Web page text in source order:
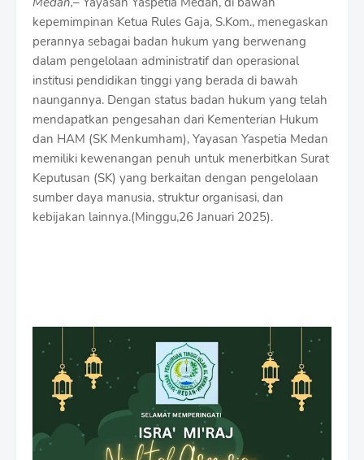
kepemimpinan Ketua Rules Gaja, S.Kom., menegaskan
perannya sebagai badan hukum yang berwenang
dalam pengelolaan administratif dan operasional
institusi pendidikan tinggi yang berada di bawah
naungannya. Dengan status badan hukum yang telah
mendapatkan pengesahan dari Kementerian Hukum
dan HAM (SK Menkumham), Yayasan Yaspetia Medan
memiliki kewenangan penuh untuk menerbitkan Surat
Keputusan (SK) yang berkaitan dengan pengelolaan
sumber daya manusia, struktur organisasi, dan
kebijakan lainnya.(Minggu,26 Januari 2025).